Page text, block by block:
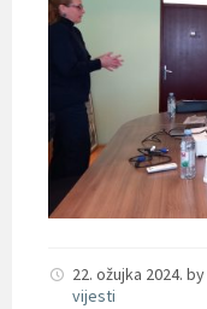
22. ožujka 2024. by
vijesti